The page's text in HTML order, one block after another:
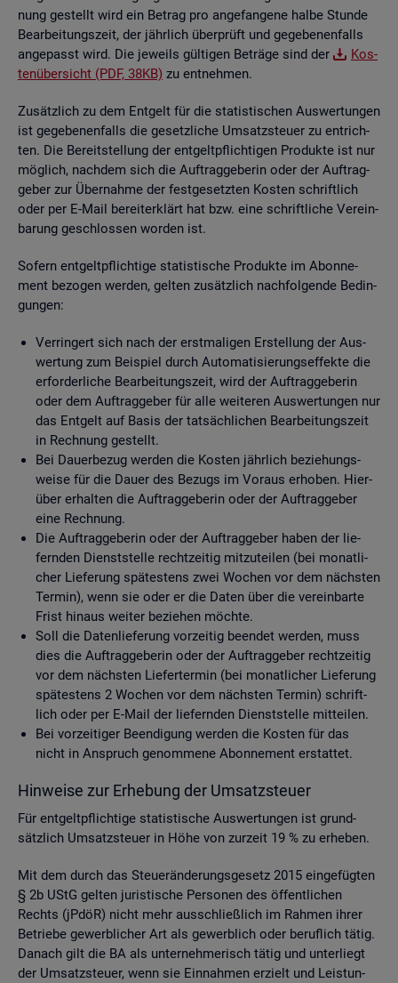
nung ge­stellt wird ein Be­trag pro an­ge­fan­ge­ne halbe Stun­de
Be­ar­bei­tungs­zeit, der jähr­lich über­prüft und ge­ge­be­nen­falls
an­ge­passt wird. Die je­weils gül­ti­gen Be­trä­ge sind der
Kos­
ten­über­sicht (PDF, 38KB) zu ent­neh­men.
Zu­sätz­lich zu dem Ent­gelt für die sta­tis­ti­schen Aus­wer­tun­gen
ist ge­ge­be­nen­falls die ge­setz­li­che Um­satz­steu­er zu ent­rich­
ten. Die Be­reit­stel­lung der ent­gelt­pflich­ti­gen Pro­duk­te ist nur
mög­lich, nach­dem sich die Auf­trag­ge­be­rin oder der Auf­trag­
ge­ber zur Über­nah­me der fest­ge­setz­ten Kos­ten schrift­lich
oder per E-Mail be­reit­er­klärt hat bzw. eine schrift­li­che Ver­ein­
ba­rung ge­schlos­sen wor­den ist.
So­fern ent­gelt­pflich­ti­ge sta­tis­ti­sche Pro­duk­te im Abon­ne­
ment be­zo­gen wer­den, gel­ten zu­sätz­lich nach­fol­gen­de Be­din­
gun­gen:
Ver­rin­gert sich nach der erst­ma­li­gen Er­stel­lung der Aus­
wer­tung zum Bei­spiel durch Au­to­ma­ti­sie­rungs­ef­fek­te die
er­for­der­li­che Be­ar­bei­tungs­zeit, wird der Auf­trag­ge­be­rin
oder dem Auf­trag­ge­ber für alle wei­te­ren Aus­wer­tun­gen nur
das Ent­gelt auf Basis der tat­säch­li­chen Be­ar­bei­tungs­zeit
in Rech­nung ge­stellt.
Bei Dau­er­be­zug wer­den die Kos­ten jähr­lich be­zie­hungs­
wei­se für die Dauer des Be­zugs im Vor­aus er­ho­ben. Hier­
über er­hal­ten die Auf­trag­ge­be­rin oder der Auf­trag­ge­ber
eine Rech­nung.
Die Auf­trag­ge­be­rin oder der Auf­trag­ge­ber haben der lie­
fern­den Dienst­stel­le recht­zei­tig mit­zu­tei­len (bei mo­nat­li­
cher Lie­fe­rung spä­tes­tens zwei Wo­chen vor dem nächs­ten
Ter­min), wenn sie oder er die Daten über die ver­ein­bar­te
Frist hin­aus wei­ter be­zie­hen möch­te.
Soll die Da­ten­lie­fe­rung vor­zei­tig be­en­det wer­den, muss
dies die Auf­trag­ge­be­rin oder der Auf­trag­ge­ber recht­zei­tig
vor dem nächs­ten Lie­fer­ter­min (bei mo­nat­li­cher Lie­fe­rung
spä­tes­tens 2 Wo­chen vor dem nächs­ten Ter­min) schrift­
lich oder per E-Mail der lie­fern­den Dienst­stel­le mit­tei­len.
Bei vor­zei­ti­ger Be­en­di­gung wer­den die Kos­ten für das
nicht in An­spruch ge­nom­me­ne Abon­ne­ment er­stat­tet.
Hin­wei­se zur Er­he­bung der Um­satz­steu­er
Für ent­gelt­pflich­ti­ge sta­tis­ti­sche Aus­wer­tun­gen ist grund­
sätz­lich Um­satz­steu­er in Höhe von zur­zeit 19 % zu er­he­ben.
Mit dem durch das Steu­er­än­de­rungs­ge­setz 2015 ein­ge­füg­ten
§ 2b UStG gel­ten ju­ris­ti­sche Per­so­nen des öf­fent­li­chen
Rechts (jPdöR) nicht mehr aus­schlie­ß­lich im Rah­men ihrer
Be­trie­be ge­werb­li­cher Art als ge­werb­lich oder be­ruf­lich tätig.
Da­nach gilt die BA als un­ter­neh­me­risch tätig und un­ter­liegt
der Um­satz­steu­er, wenn sie Ein­nah­men er­zielt und Leis­tun­